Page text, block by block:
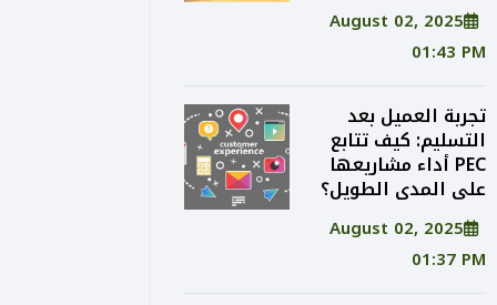
August 02, 2025
01:43 PM
تجربة العميل بعد
التسليم: كيف تتابع
PEC أداء مشاريعها
على المدى الطويل؟
August 02, 2025
01:37 PM